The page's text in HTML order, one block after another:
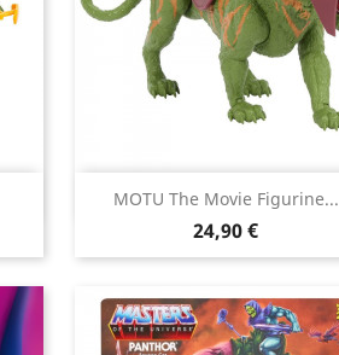
MOTU The Movie Figurine...
Prix
24,90 €
Aperçu rapide